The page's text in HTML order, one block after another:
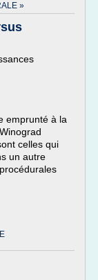
»
emprunté à la
celles qui
un autre